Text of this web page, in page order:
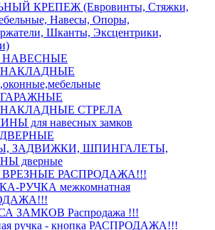
КРЕПЕЖ (Евровинты, Стяжки,
Навесы, Опоры,
Шканты, Эксцентрики,
СТРЕЛА
для навесных замков
ЗАДВИЖКИ, ШПИНГАЛЕТЫ,
дверные
РАСПРОДАЖА!!!
РУЧКА межкомнатная
ЗАМКОВ Распродажа !!!
ручка - кнопка РАСПРОДАЖА!!!